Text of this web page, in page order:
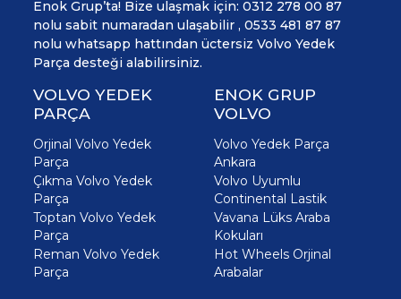
Enok Grup’ta! Bize ulaşmak için: 0312 278 00 87
nolu sabit numaradan ulaşabilir , 0533 481 87 87
nolu whatsapp hattından üctersiz Volvo Yedek
Parça desteği alabilirsiniz.
VOLVO YEDEK
PARÇA
Orjinal Volvo Yedek
Parça
Çıkma Volvo Yedek
Parça
Toptan Volvo Yedek
Parça
Reman Volvo Yedek
Parça
ENOK GRUP
VOLVO
Volvo Yedek Parça
Ankara
Volvo Uyumlu
Continental Lastik
Vavana Lüks Araba
Kokuları
Hot Wheels Orjinal
Arabalar